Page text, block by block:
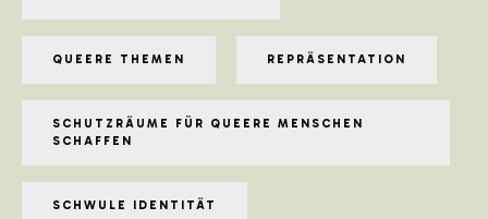
QUEERE THEMEN REPRÄSENTATION
SCHUTZRÄUME FÜR QUEERE MENSCHEN
SCHAFFEN
SCHWULE IDENTITÄT